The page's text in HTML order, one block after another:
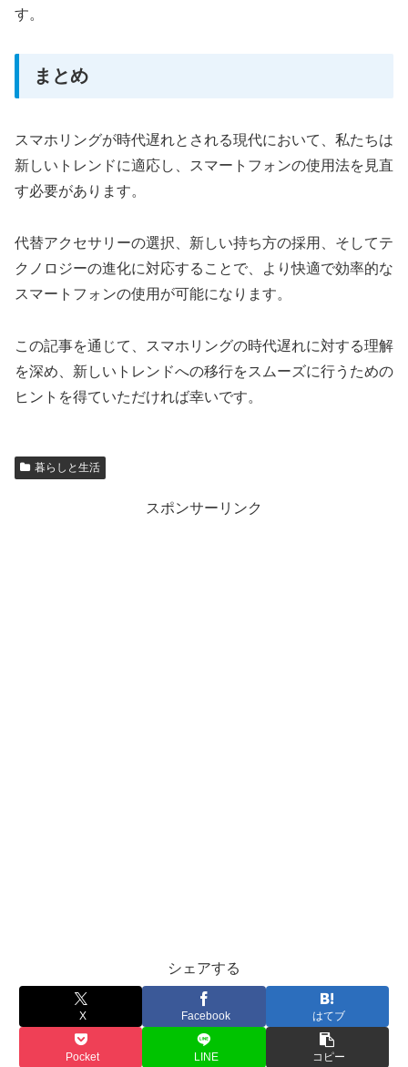
す。
まとめ
スマホリングが時代遅れとされる現代において、私たちは
新しいトレンドに適応し、スマートフォンの使用法を見直
す必要があります。
代替アクセサリーの選択、新しい持ち方の採用、そしてテ
クノロジーの進化に対応することで、より快適で効率的な
スマートフォンの使用が可能になります。
この記事を通じて、スマホリングの時代遅れに対する理解
を深め、新しいトレンドへの移行をスムーズに行うための
ヒントを得ていただければ幸いです。
暮らしと生活
スポンサーリンク
シェアする
X Facebook はてブ
Pocket LINE コピー